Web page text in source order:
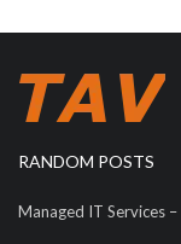
RANDOM POSTS
Managed IT Services